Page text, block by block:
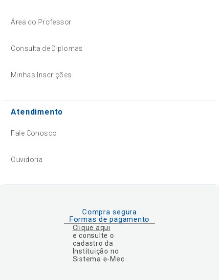
Área do Professor
Consulta de Diplomas
Minhas Inscrições
Atendimento
Fale Conosco
Ouvidoria
Compra segura
Formas de pagamento
Clique aqui
e consulte o
cadastro da
Instituição no
Sistema e-Mec